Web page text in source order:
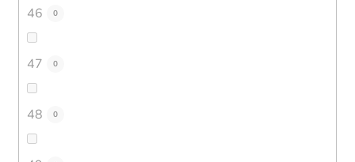
46 0
47 0
48 0